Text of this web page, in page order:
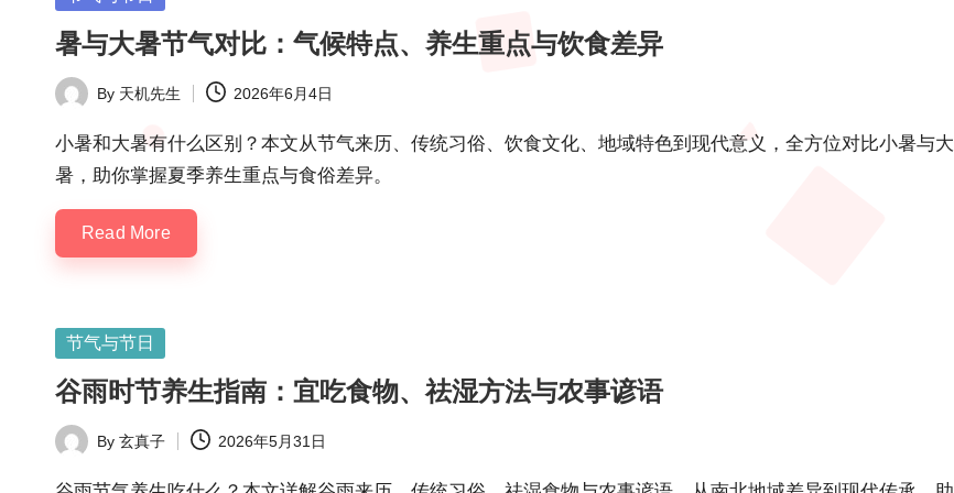
暑与大暑节气对比：气候特点、养生重点与饮食差异
Posted
by
By 天机先生 2026年6月4日
小暑和大暑有什么区别？本文从节气来历、传统习俗、饮食文化、地域特色到现代意义，全方位对比小暑与大
暑，助你掌握夏季养生重点与食俗差异。
Read More
Posted
节气与节日
谷雨时节养生指南：宜吃食物、祛湿方法与农事谚语
Posted
by
By 玄真子 2026年5月31日